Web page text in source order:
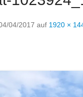
04/2017 auf 1920 ×